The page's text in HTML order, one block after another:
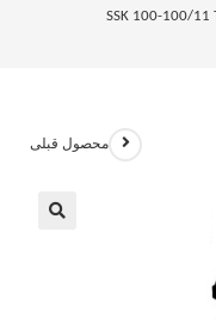
محصول قبلی